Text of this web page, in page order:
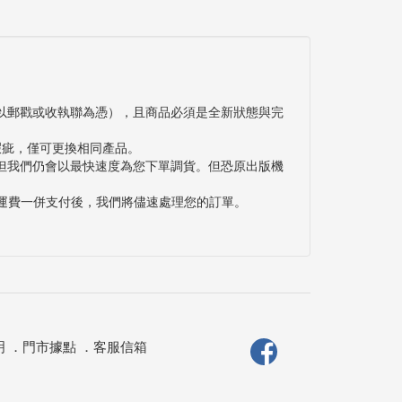
戳或收執聯為憑），且商品必須是全新狀態與完
，僅可更換相同產品。
們仍會以最快速度為您下單調貨。但恐原出版機
一併支付後，我們將儘速處理您的訂單。
． 門市據點． 客服信箱